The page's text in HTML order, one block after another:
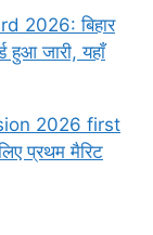
2026: बिहार
हुआ जारी, यहाँ
2026 first
प्रथम मैरिट